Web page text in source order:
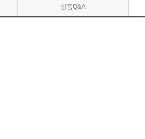
상품Q&A